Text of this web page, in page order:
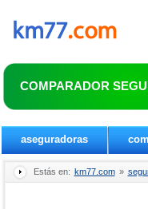
COMPARADOR
aseguradoras
Estás en: km77.com »